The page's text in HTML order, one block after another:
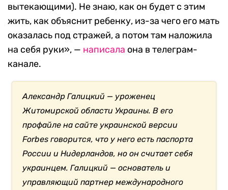
вытекающими). Не знаю, как он будет с этим
жить, как объяснит ребенку, из-за чего его мать
оказалась под стражей, а потом там наложила
на себя руки», — написала она в телеграм-
канале.
Александр Галицкий — уроженец
Житомирской области Украины. В его
профайле на сайте украинской версии
Forbes говорится, что у него есть паспорта
России и Нидерландов, но он считает себя
украинцем. Галицкий — основатель и
управляющий партнер международного